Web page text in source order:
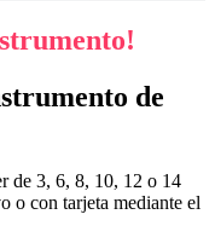
de
de 3, 6, 8, 10, 12 o 14
o con tarjeta mediante el